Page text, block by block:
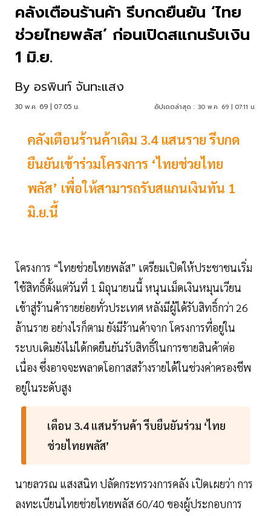
คลังเตือนร้านค้า รีบกดยืนยัน ‘ไทย
ช่วยไทยพลัส’ ก่อนเปิดสแกนรับเงิน
1 มิ.ย.
By อรพินท์ จันทะแสง
30 พ.ค. 69 | 07:05 น. อัปเดตล่าสุด : 30 พ.ค. 69 | 07:11 น.
คลังเตือนร้านค้าเดิม 3.4 แสนราย รีบกด
ยืนยันเข้าร่วมโครงการ ‘ไทยช่วยไทย
พลัส’ เพื่อให้สามารถรับสแกนเงินทัน 1
มิ.ย.นี้
โครงการ “ไทยช่วยไทยพลัส” เตรียมเปิดให้ประชาชนเริ่ม
ใช้สิทธิ์ตั้งแต่วันที่ 1 มิถุนายนนี้ หนุนเม็ดเงินหมุนเวียน
เข้าสู่ร้านค้ารายย่อยทั่วประเทศ หลังมีผู้ได้รับสิทธิ์กว่า 26
ล้านราย อย่างไรก็ตาม ยังมีร้านค้าจาก โครงการที่อยู่ใน
ระบบเดิมยังไม่ได้กดยืนยันรับสิทธิ์ในการขายสินค้าต่อ
เนื่อง ซึ่งอาจจะพลาดโอกาสสร้างรายได้ในช่วงค่าครองชีพ
อยู่ในระดับสูง
เตือน 3.4 แสนร้านค้า รีบยืนยันร่วม ‘ไทย
ช่วยไทยพลัส’
นายลวรณ แสงสนิท ปลัดกระทรวงการคลัง เปิดเผยว่า การ
ลงทะเบียนไทยช่วยไทยพลัส 60/40 ของผู้ประกอบการ